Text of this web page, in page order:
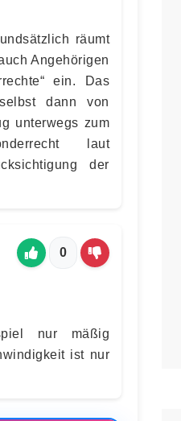
räumt
Angehörigen
ein. Das
dann von
unterwegs zum
laut
der
0
nur mäßig
ist nur